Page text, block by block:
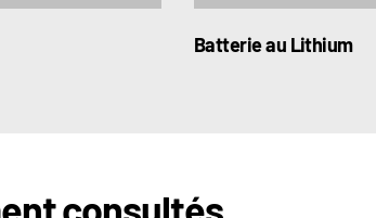
Batterie au Lithium